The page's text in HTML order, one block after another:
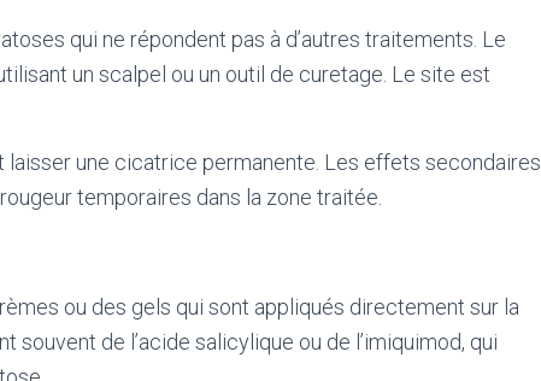
qui ne répondent pas à d’autres traitements. Le
un scalpel ou un outil de curetage. Le site est
laisser une cicatrice permanente. Les effets secondaires
temporaires dans la zone traitée.
ou des gels qui sont appliqués directement sur la
souvent de l’acide salicylique ou de l’imiquimod, qui